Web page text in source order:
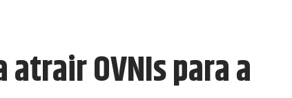
OVNIs para a